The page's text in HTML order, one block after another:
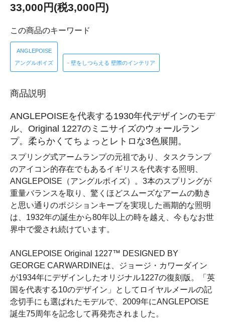
33,000円(税3,000円)
この商品のキーワード
ANGLEPOISE
アングルポイズ
- 壁をしつらえる 壁際のインテリア
商品説明
ANGLEPOISEを代表する1930年代デザインのモデ
ル、Original 1227のミニサイズのウォールラン
プ。柔らかくてちょっとレトロな3色展開。
スプリング式アームランプの元祖であり、タスクランプ
のアイコン的存在でもあるイギリスを代表する照明、
ANGLEPOISE（アングルポイズ）。3本のスプリングが
重量バランスを取り、驚くほどスムーズなアームの動き
と思い通りのポジションキープを実現した画期的な照明
は、1932年の誕生から80年以上の時を越え、今もなお世
界中で愛され続けています。
ANGLEPOISE Original 1227™ DESIGNED BY
GEORGE CARWARDINEは、ジョージ・カワーダイン
が1934年にデザインしたオリジナル1227の復刻版。「英
国を代表する10のデザイン」としてロイヤルメールの記
念切手にも選ばれたモデルで、2009年にANGLEPOISE
誕生75周年を記念して再発売されました。